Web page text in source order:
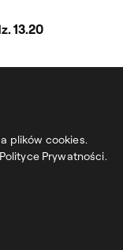
plików cookies.
Prywatności.
13.20